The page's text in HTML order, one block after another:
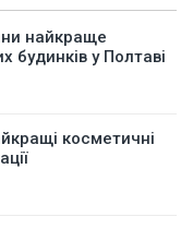
найкраще
будинків у Полтаві
косметичні